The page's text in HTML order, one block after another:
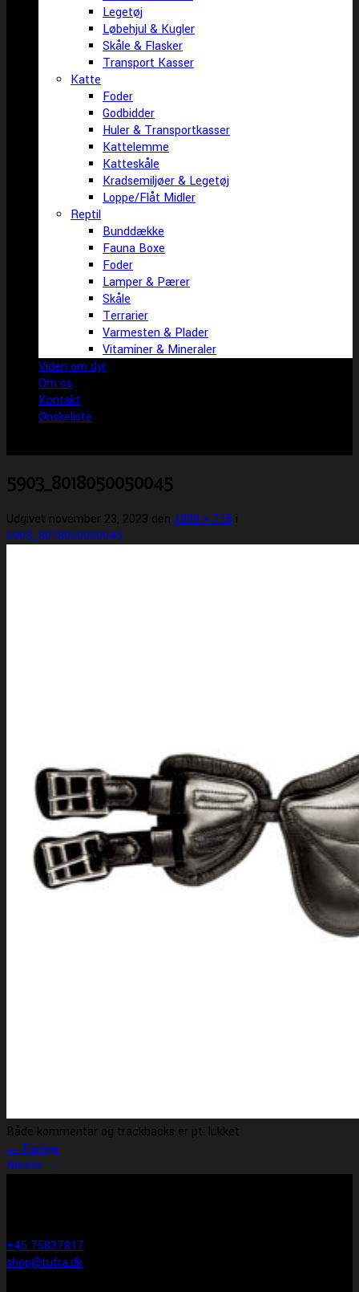
Legetøj
Løbehjul & Kugler
Skåle & Flasker
Transport Kasser
Katte
Foder
Godbidder
Huler & Transportkasser
Kattelemme
Katteskåle
Kradsemiljøer & Legetøj
Loppe/Flåt Midler
Reptil
Bunddække
Fauna Boxe
Foder
Lamper & Pærer
Skåle
Terrarier
Varmesten & Plader
Vitaminer & Mineraler
Viden om dyr
Om os
Kontakt
Ønskeliste
5903_8018050050045
Udgivet november 23, 2023 den 1000 × 715 i
5903_8018050050045
Både kommentar og trackbacks er pt. lukket
← Forrige
Næste →
+45 75837817
shop@tufra.dk